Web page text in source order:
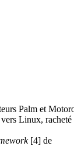
Palm et
Linux, racheté
[4] de